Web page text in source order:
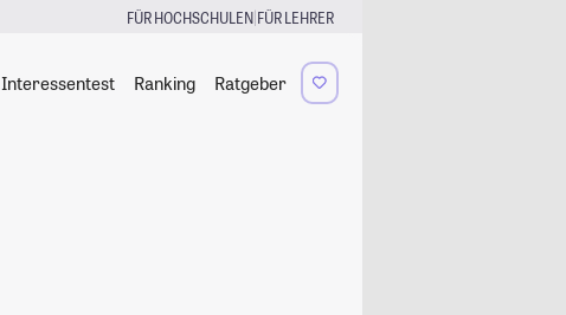
FÜR HOCHSCHULEN|FÜR LEHRER
Interessentest Ranking Ratgeber